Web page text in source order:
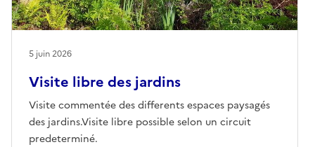
Visite libre des jardins
Visite commentée des differents espaces paysagés
des jardins.Visite libre possible selon un circuit
predeterminé.
5 juin 2026